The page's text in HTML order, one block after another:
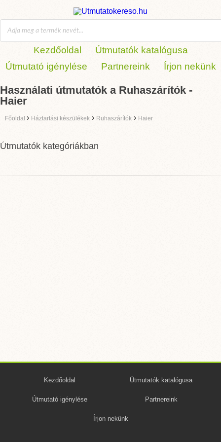
Kezdőoldal
Útmutatók katalógusa
Útmutató igénylése
Partnereink Írjon nekünk
Használati útmutatók a Ruhaszárítók -
Haier
Főoldal › Háztartási készülékek › Ruhaszárítók › Haier
Útmutatók kategóriákban
Kezdőoldal Útmutatók katalógusa
Útmutató igénylése Partnereink
Írjon nekünk